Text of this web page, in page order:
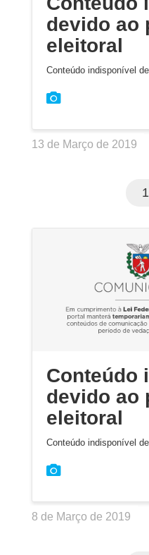
devido ao
eleitoral
Conteúdo indisponível
13 de Março de 2019
Conteúdo
devido ao
eleitoral
Conteúdo indisponível
8 de Março de 2019